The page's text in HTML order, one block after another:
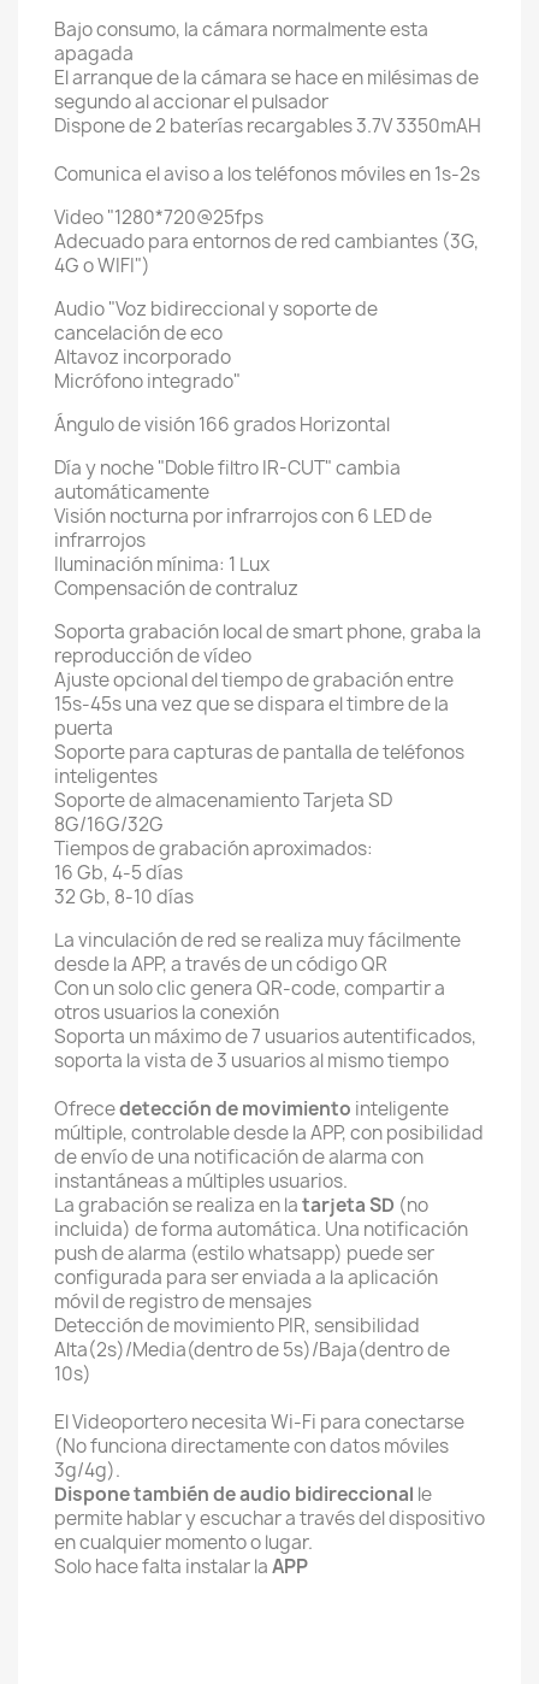
Bajo consumo, la cámara normalmente esta
apagada
El arranque de la cámara se hace en milésimas de
segundo al accionar el pulsador
Dispone de 2 baterías recargables 3.7V 3350mAH
Comunica el aviso a los teléfonos móviles en 1s-2s
Video "1280*720@25fps
Adecuado para entornos de red cambiantes (3G,
4G o WIFI")
Audio "Voz bidireccional y soporte de
cancelación de eco
Altavoz incorporado
Micrófono integrado"
Ángulo de visión 166 grados Horizontal
Día y noche "Doble filtro IR-CUT" cambia
automáticamente
Visión nocturna por infrarrojos con 6 LED de
infrarrojos
Iluminación mínima: 1 Lux
Compensación de contraluz
Soporta grabación local de smart phone, graba la
reproducción de vídeo
Ajuste opcional del tiempo de grabación entre
15s-45s una vez que se dispara el timbre de la
puerta
Soporte para capturas de pantalla de teléfonos
inteligentes
Soporte de almacenamiento Tarjeta SD
8G/16G/32G
Tiempos de grabación aproximados:
16 Gb, 4-5 días
32 Gb, 8-10 días
La vinculación de red se realiza muy fácilmente
desde la APP, a través de un código QR
Con un solo clic genera QR-code, compartir a
otros usuarios la conexión
Soporta un máximo de 7 usuarios autentificados,
soporta la vista de 3 usuarios al mismo tiempo
Ofrecedetección de movimiento inteligente
múltiple, controlable desde la APP, con posibilidad
de envío de una notificación de alarma con
instantáneas a múltiples usuarios.
La grabación se realiza en latarjeta SD (no
incluida) de forma automática. Una notificación
push de alarma (estilo whatsapp) puede ser
configurada para ser enviada a la aplicación
móvil de registro de mensajes
Detección de movimiento PIR, sensibilidad
Alta(2s)/Media(dentro de 5s)/Baja(dentro de
10s)
El Videoportero necesita Wi-Fi para conectarse
(No funciona directamente con datos móviles
3g/4g).
Dispone también de audio bidireccional le
permite hablar y escuchar a través del dispositivo
en cualquier momento o lugar.
Solo hace falta instalar laAPP